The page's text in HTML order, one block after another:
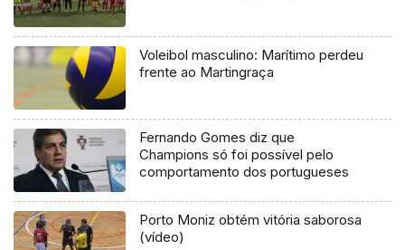
Voleibol masculino: Marítimo perdeu
frente ao Martingraça
Fernando Gomes diz que
Champions só foi possível pelo
comportamento dos portugueses
Porto Moniz obtém vitória saborosa
(vídeo)